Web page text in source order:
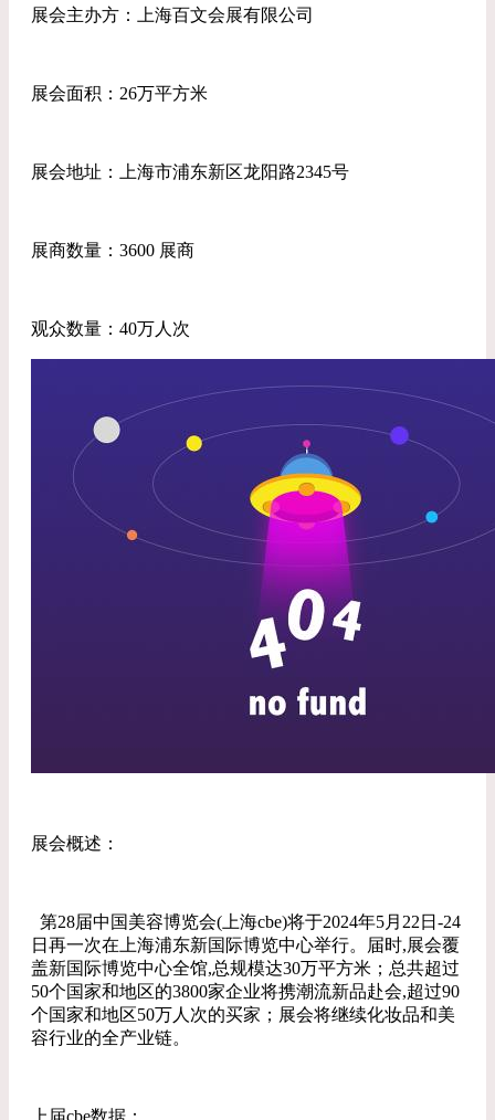
展会主办方：上海百文会展有限公司
展会面积：26万平方米
展会地址：上海市浦东新区龙阳路2345号
展商数量：3600 展商
观众数量：40万人次
展会概述：
第28届中国美容博览会(上海cbe)将于2024年5月22日-24
日再一次在上海浦东新国际博览中心举行。届时,展会覆
盖新国际博览中心全馆,总规模达30万平方米；总共超过
50个国家和地区的3800家企业将携潮流新品赴会,超过90
个国家和地区50万人次的买家；展会将继续化妆品和美
容行业的全产业链。
上届cbe数据：